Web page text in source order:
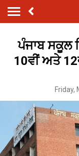
ਪੰਜਾਬ ਸਕੂਲ
10ਵੀਂ ਅਤੇ
Friday,